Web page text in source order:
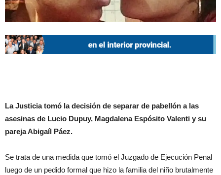
La Justicia tomó la decisión de separar de pabellón a las
asesinas de Lucio Dupuy, Magdalena Espósito Valenti y su
pareja Abigaíl Páez.
Se trata de una medida que tomó el Juzgado de Ejecución Penal
luego de un pedido formal que hizo la familia del niño brutalmente